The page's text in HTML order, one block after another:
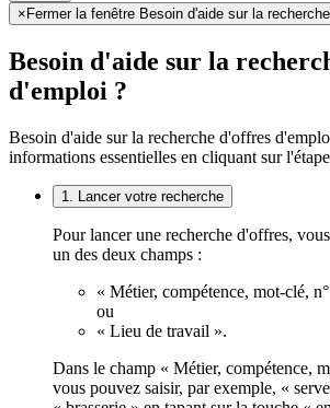
× Fermer la fenêtre Besoin d'aide sur la
Besoin d'aide sur la
d'emploi ?
Besoin d'aide sur la recherche d'offres
informations essentielles en cliquant sur
1. Lancer votre recherche
Pour lancer une recherche d'offres,
un des deux champs :
« Métier, compétence, mot-clé,
ou
« Lieu de travail ».
Dans le champ « Métier, compétence,
vous pouvez saisir, par exemple, «